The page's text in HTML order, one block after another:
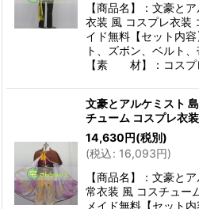
【商品名】：文豪と
衣装 風 コスプレ衣装
イド無料【セット内
ト、ズボン、ベルト
【素 材】：コスプ
文豪とアルケミスト
チューム コスプレ衣
14,630円(税別)
(税込: 16,093円)
【商品名】：文豪と
常衣装 風 コスチュー
メイド無料【セット